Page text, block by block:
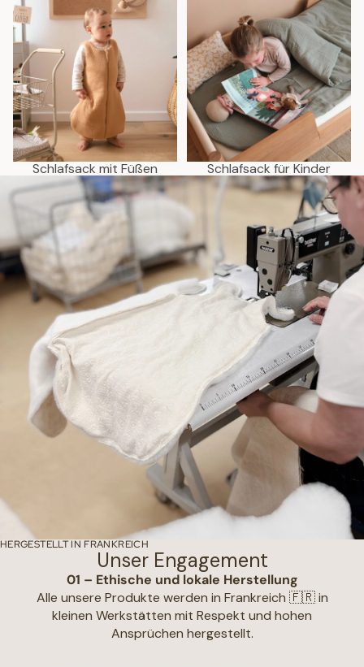
Schlafsack mit Füßen
Schlafsack mit Füßen
Schlafsack für Kinder
Schlafsack für Kinder
HERGESTELLT IN FRANKREICH
Unser Engagement
01 – Ethische und lokale Herstellung
Alle unsere Produkte werden in Frankreich 🇫🇷 in
kleinen Werkstätten mit Respekt und hohen
Ansprüchen hergestellt.